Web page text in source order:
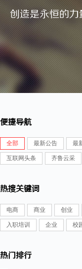
创造是永恒的
便捷导航
全部 最新公告 最
互联网头条 齐鲁云采
热搜关键词
电商 商业 创业
入职培训 企业 校
热门排行